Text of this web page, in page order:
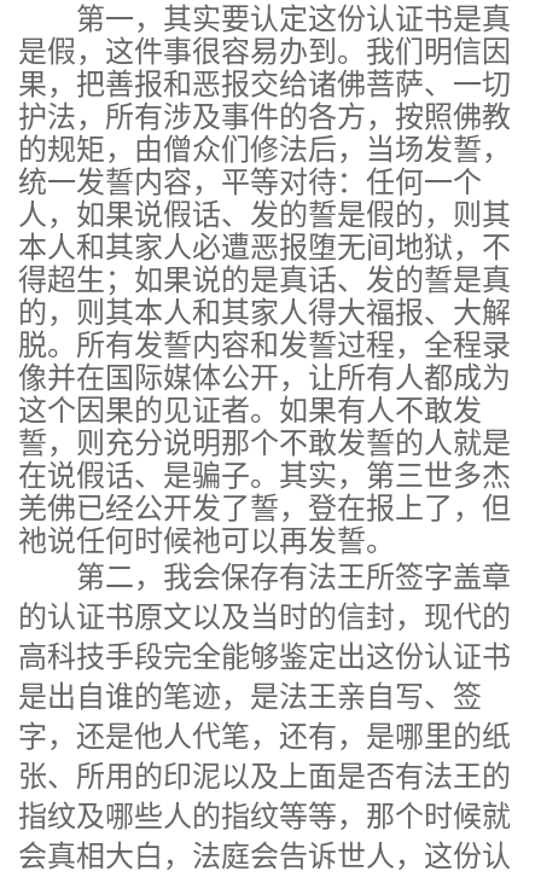
第一，其实要认定这份认证书是真
是假，这件事很容易办到。我们明信因
果，把善报和恶报交给诸佛菩萨、一切
护法，所有涉及事件的各方，按照佛教
的规矩，由僧众们修法后，当场发誓，
统一发誓内容，平等对待：任何一个
人，如果说假话、发的誓是假的，则其
本人和其家人必遭恶报堕无间地狱，不
得超生；如果说的是真话、发的誓是真
的，则其本人和其家人得大福报、大解
脱。所有发誓内容和发誓过程，全程录
像并在国际媒体公开，让所有人都成为
这个因果的见证者。如果有人不敢发
誓，则充分说明那个不敢发誓的人就是
在说假话、是骗子。其实，第三世多杰
羌佛已经公开发了誓，登在报上了，但
祂说任何时候祂可以再发誓。
第二，我会保存有法王所签字盖章
的认证书原文以及当时的信封，现代的
高科技手段完全能够鉴定出这份认证书
是出自谁的笔迹，是法王亲自写、签
字，还是他人代笔，还有，是哪里的纸
张、所用的印泥以及上面是否有法王的
指纹及哪些人的指纹等等，那个时候就
会真相大白，法庭会告诉世人，这份认